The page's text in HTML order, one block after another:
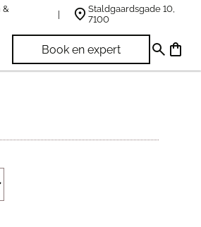
&
Staldgaardsgade 10,
7100
Book en expert
Dobbeltdyne